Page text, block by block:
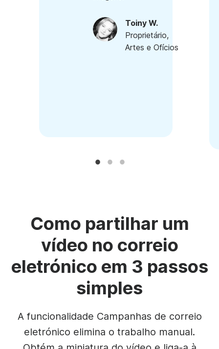
Toiny W.
Proprietário,
Artes e Ofícios
Como partilhar um
vídeo no correio
eletrónico em 3 passos
simples
A funcionalidade Campanhas de correio
eletrónico elimina o trabalho manual.